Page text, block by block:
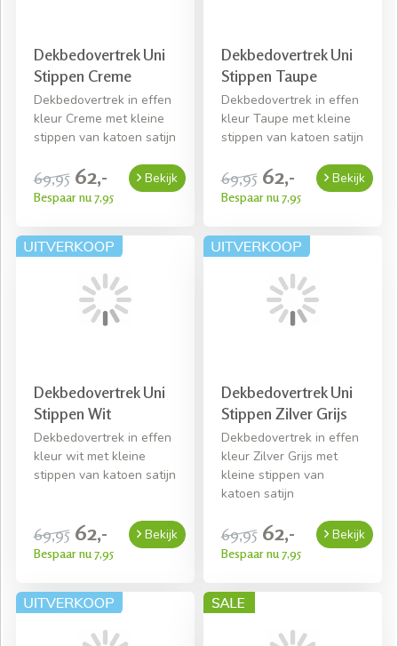
Dekbedovertrek Uni
Stippen Creme
Dekbedovertrek in effen
kleur Creme met kleine
stippen van katoen satijn
69,95 62,-
Bespaar nu 7,95
Bekijk
Dekbedovertrek Uni
Stippen Taupe
Dekbedovertrek in effen
kleur Taupe met kleine
stippen van katoen satijn
69,95 62,-
Bespaar nu 7,95
Bekijk
Dekbedovertrek Uni
Stippen Wit
Dekbedovertrek in effen
kleur wit met kleine
stippen van katoen satijn
69,95 62,-
Bespaar nu 7,95
Bekijk
Dekbedovertrek Uni
Stippen Zilver Grijs
Dekbedovertrek in effen
kleur Zilver Grijs met
kleine stippen van
katoen satijn
69,95 62,-
Bespaar nu 7,95
Bekijk